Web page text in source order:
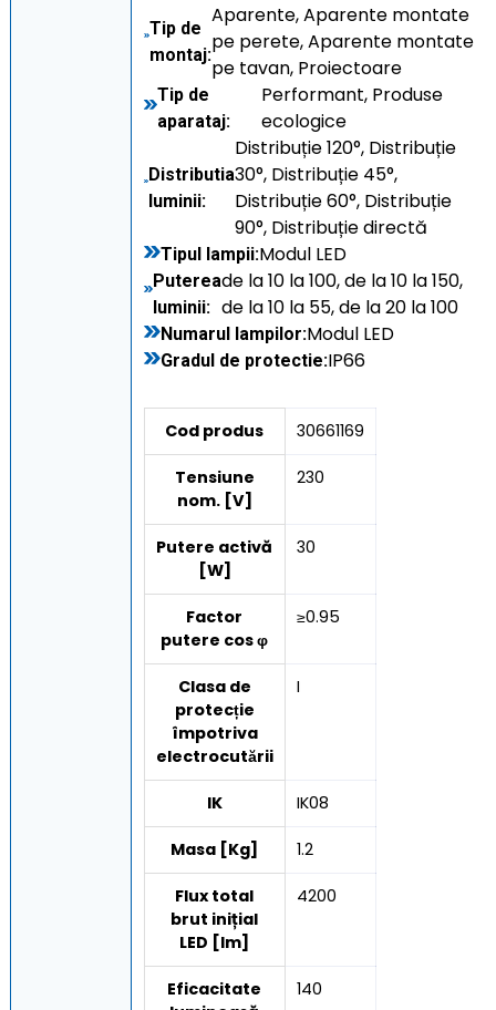
Tip de
montaj:
Aparente, Aparente montate
pe perete, Aparente montate
pe tavan, Proiectoare
Tip de
aparataj:
Performant, Produse
ecologice
Distributia
luminii:
Distribuție 120°, Distribuție
30°, Distribuție 45°,
Distribuție 60°, Distribuție
90°, Distribuție directă
Tipul lampii:Modul LED
Puterea
luminii:
de la 10 la 100, de la 10 la 150,
de la 10 la 55, de la 20 la 100
Numarul lampilor:Modul LED
Gradul de protectie:IP66
Cod produs 30661169
Tensiune
nom. [V]
230
Putere activă
[W]
30
Factor
putere cos φ
≥0.95
Clasa de
protecție
împotriva
electrocutării
I
IK IK08
Masa [Kg] 1.2
Flux total
brut inițial
LED [lm]
4200
Eficacitate
140